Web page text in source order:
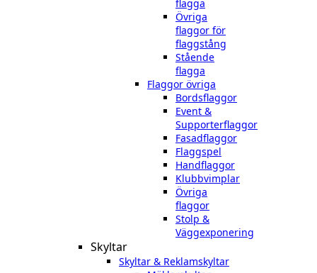
flagga
Övriga
flaggor för
flaggstång
Stående
flagga
Flaggor övriga
Bordsflaggor
Event &
Supporterflaggor
Fasadflaggor
Flaggspel
Handflaggor
Klubbvimplar
Övriga
flaggor
Stolp &
Väggexponering
Skyltar
Skyltar & Reklamskyltar